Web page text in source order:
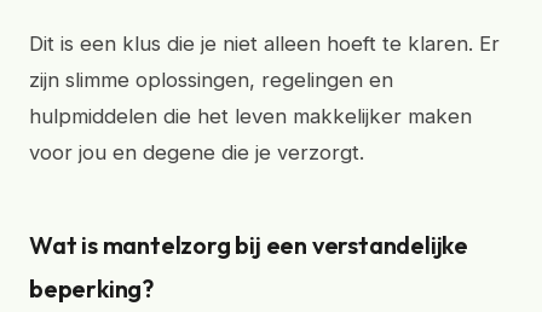
Dit is een klus die je niet alleen hoeft te klaren. Er
zijn slimme oplossingen, regelingen en
hulpmiddelen die het leven makkelijker maken
voor jou en degene die je verzorgt.
Wat is mantelzorg bij een verstandelijke
beperking?